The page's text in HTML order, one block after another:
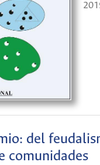
del
comunidades